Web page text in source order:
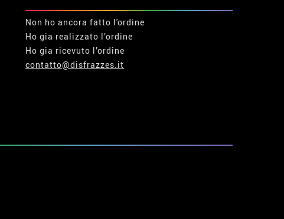
Non ho ancora fatto l'ordine
Ho gia realizzato l’ordine
Ho gia ricevuto l’ordine
contatto@disfrazzes.it